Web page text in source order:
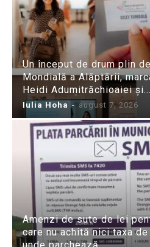
Un început de drum plin
Mondială a Alăptării,
Heidi Adumitrăchioaiei și...
Iulia Hoha - august 7, 2026
Amenzi de sute de lei
care nu achită nici taxa